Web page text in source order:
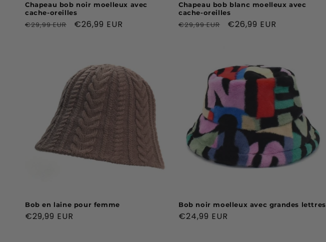
Chapeau bob noir moelleux avec
cache-oreilles
Prix
€29,99 EUR
Prix
€26,99 EUR
Chapeau bob blanc moelleux avec
cache-oreilles
Prix
€29,99 EUR
Prix
€26,99 EUR
Bob en laine pour femme
Prix
€29,99 EUR
Bob noir moelleux avec grandes lettres
Prix
€24,99 EUR